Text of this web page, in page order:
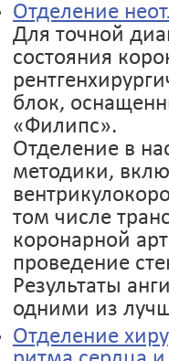
Отделение
Для точной
состояния
блок,
«Филипс».
Отделение в
методики,
том числе
коронарной
проведение
Результаты
одними из
Отделение